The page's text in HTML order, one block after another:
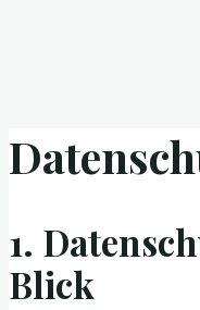
1.
Blick